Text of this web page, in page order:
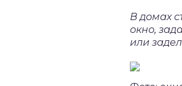
В домах
окно,
или